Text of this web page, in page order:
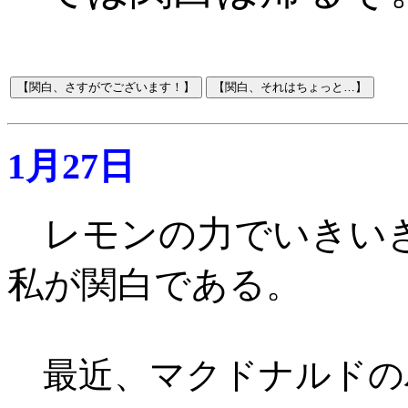
1月27日
レモンの力でいきい
私が関白である 。
最近、マクドナルド